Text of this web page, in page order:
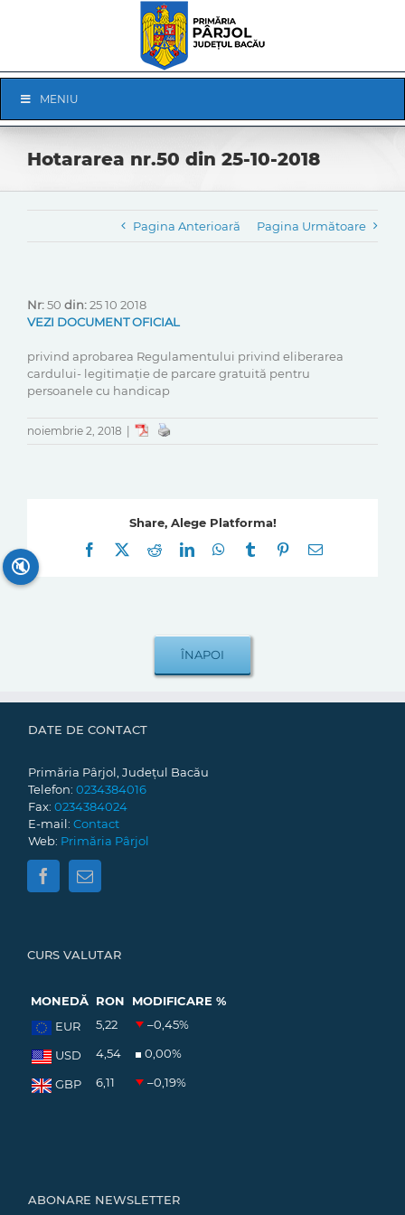
Navigation
MENIU
Hotararea nr.50 din 25-10-2018
Pagina Anterioară Pagina Următoare
Nr:50 din:25 10 2018
VEZI DOCUMENT OFICIAL
privind aprobarea Regulamentului privind eliberarea
cardului- legitimație de parcare gratuită pentru
persoanele cu handicap
noiembrie 2, 2018
Share, Alege Platforma!
Facebook
RedditLinkedInWhatsApp
Tumblr Pinterest
E-
DATE DE CONTACT
Primăria Pârjol, Județul Bacău
Telefon: 0234384016
Fax: 0234384024
E-mail: Contact
Web: Primăria Pârjol
CURS VALUTAR
MONEDĂ RON
MODIFICARE %
EUR
5,22 –0,45%
USD 4,54 0,00%
GBP 6,11 –0,19%
ABONARE NEWSLETTER
🔇